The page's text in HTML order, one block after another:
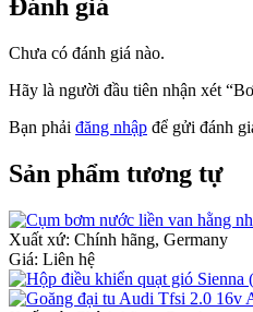
Đánh giá
Chưa có đánh giá nào.
Hãy là người đầu tiên nhận xét
Bạn phải đăng nhập để gửi đánh
Sản phẩm tương tự
Xuất xứ: Chính hãng, Germany
Giá: Liên hệ